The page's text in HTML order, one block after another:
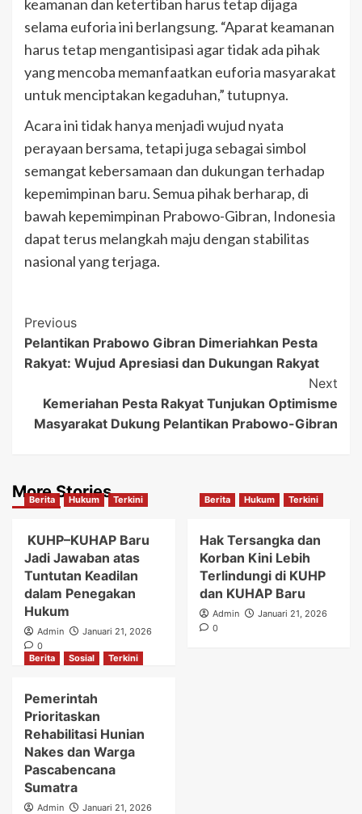
keamanan dan ketertiban harus tetap dijaga
selama euforia ini berlangsung. “Aparat keamanan
harus tetap mengantisipasi agar tidak ada pihak
yang mencoba memanfaatkan euforia masyarakat
untuk menciptakan kegaduhan,” tutupnya.
Acara ini tidak hanya menjadi wujud nyata
perayaan bersama, tetapi juga sebagai simbol
semangat kebersamaan dan dukungan terhadap
kepemimpinan baru. Semua pihak berharap, di
bawah kepemimpinan Prabowo-Gibran, Indonesia
dapat terus melangkah maju dengan stabilitas
nasional yang terjaga.
Post
Navigation
Previous
Pelantikan Prabowo Gibran Dimeriahkan Pesta
Rakyat: Wujud Apresiasi dan Dukungan Rakyat
Next
Kemeriahan Pesta Rakyat Tunjukan Optimisme
Masyarakat Dukung Pelantikan Prabowo-Gibran
More Stories
Berita Hukum Terkini
KUHP–KUHAP Baru
Jadi Jawaban atas
Tuntutan Keadilan
dalam Penegakan
Hukum
Admin
Januari 21, 2026
0
Berita Hukum Terkini
Hak Tersangka dan
Korban Kini Lebih
Terlindungi di KUHP
dan KUHAP Baru
Admin
Januari 21, 2026
0
Berita Sosial Terkini
Pemerintah
Prioritaskan
Rehabilitasi Hunian
Nakes dan Warga
Pascabencana
Sumatra
Admin
Januari 21, 2026